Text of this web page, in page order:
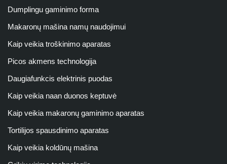
Dumplingu gaminimo forma
Makaronų mašina namų naudojimui
Kaip veikia troškinimo aparatas
Picos akmens technologija
Daugiafunkcis elektrinis puodas
Kaip veikia naan duonos keptuvė
Kaip veikia makaronų gaminimo aparatas
Tortilijos spausdinimo aparatas
Kaip veikia koldūnų mašina